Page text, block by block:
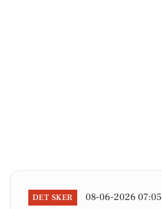
DET SKER 08-06-2026 07:05